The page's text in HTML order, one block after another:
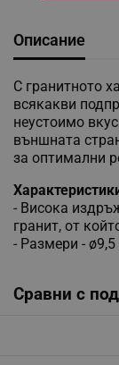
Описание
С гранитното
всякакви
неустоимо
външната
за оптимални
- Висока
гранит, от
- Размери -
Сравни с